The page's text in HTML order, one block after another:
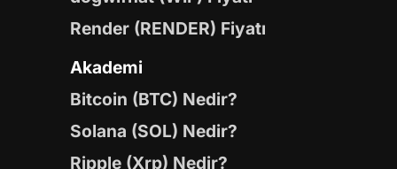
Render (RENDER) Fiyatı
Akademi
Bitcoin (BTC) Nedir?
Solana (SOL) Nedir?
Ripple (Xrp) Nedir?